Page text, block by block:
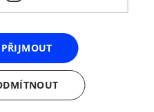
žena je nově
uvažující o